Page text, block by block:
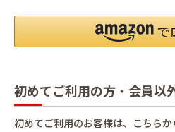
初めてご利用の方・会員以
初めてご利用のお客様は、こちら